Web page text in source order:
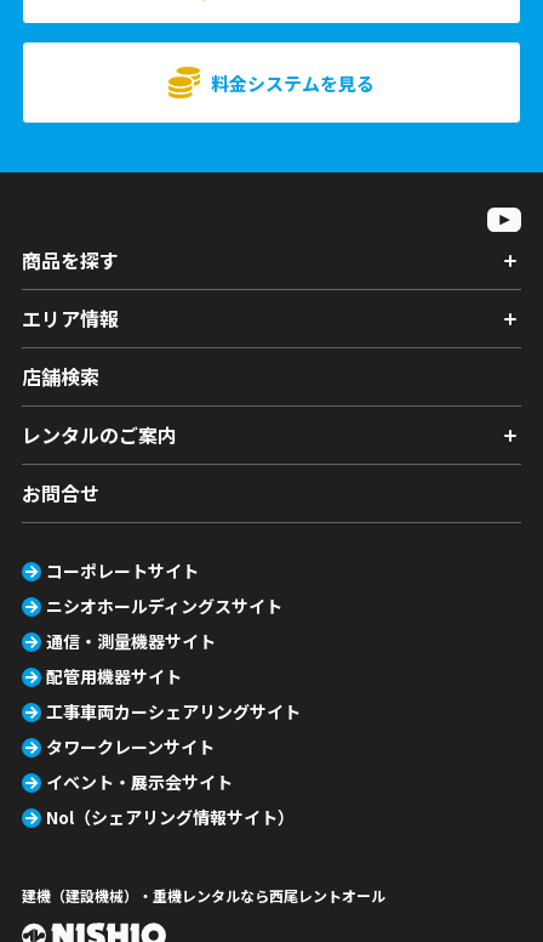
料金システムを見る
商品を探す
エリア情報
店舗検索
レンタルのご案内
お問合せ
コーポレートサイト
ニシオホールディングスサイト
通信・測量機器サイト
配管用機器サイト
工事車両カーシェアリングサイト
タワークレーンサイト
イベント・展示会サイト
Nol（シェアリング情報サイト）
建機（建設機械）・重機レンタルなら西尾レントオール